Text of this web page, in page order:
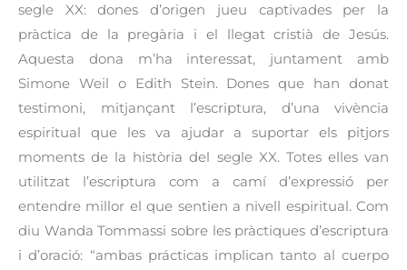
segle XX: dones d’origen jueu captivades per la
pràctica de la pregària i el llegat cristià de Jesús.
Aquesta dona m’ha interessat, juntament amb
Simone Weil o Edith Stein. Dones que han donat
testimoni, mitjançant l’escriptura, d’una vivència
espiritual que les va ajudar a suportar els pitjors
moments de la història del segle XX. Totes elles van
utilitzat l’escriptura com a camí d’expressió per
entendre millor el que sentien a nivell espiritual. Com
diu Wanda Tommassi sobre les pràctiques d’escriptura
i d’oració: “ambas prácticas implican tanto al cuerpo